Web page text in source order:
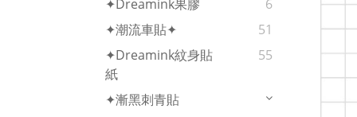
✦Dreamink果膠
6
✦潮流車貼✦
51
✦Dreamink紋身貼
紙
55
✦漸黑刺青貼